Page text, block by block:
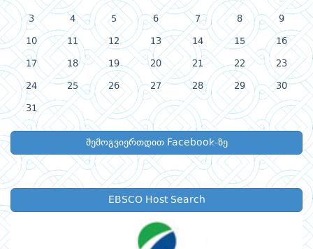
3 4 5 6 7 8 9
10 11 12 13 14 15 16
17 18 19 20 21 22 23
24 25 26 27 28 29 30
31
შემოგვიერთდით Facebook-ზე
EBSCO Host Search